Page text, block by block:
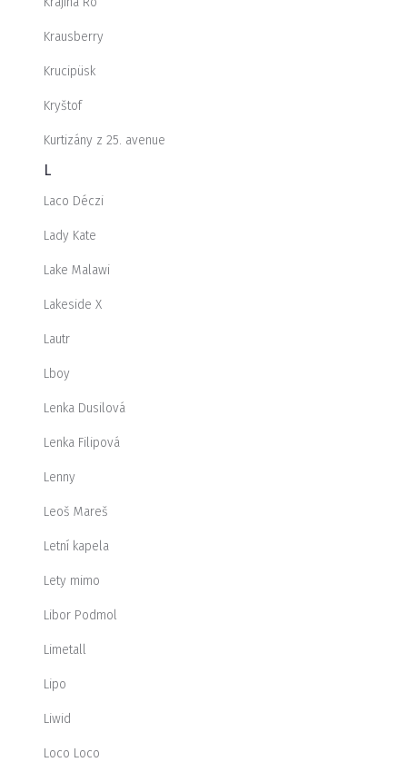
Krausberry
Krucipüsk
Kryštof
Kurtizány z 25. avenue
L
Laco Déczi
Lady Kate
Lake Malawi
Lakeside X
Lautr
Lboy
Lenka Dusilová
Lenka Filipová
Lenny
Leoš Mareš
Letní kapela
Lety mimo
Libor Podmol
Limetall
Lipo
Liwid
Loco Loco